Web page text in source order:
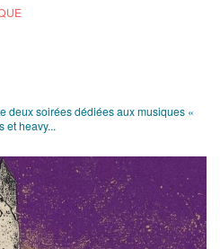
deux soirées dédiées aux musiques «
et heavy...